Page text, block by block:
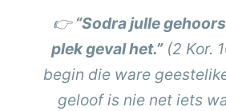
👉 “Sodra julle
plek geval het.”(2 Kor.
begin die ware
geloof is nie net iets